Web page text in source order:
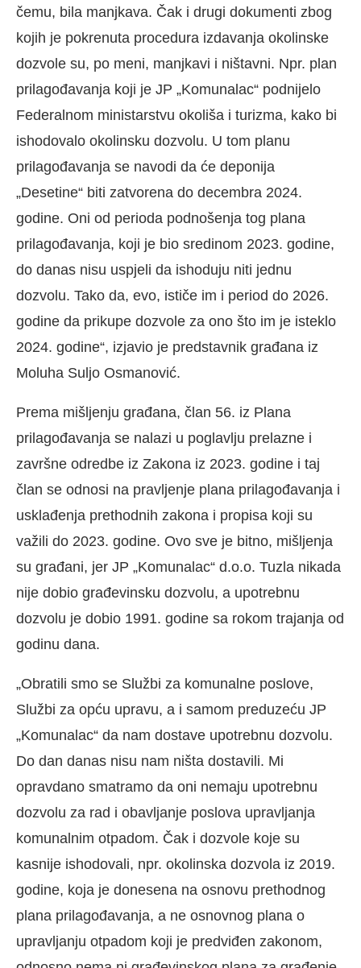
čemu, bila manjkava. Čak i drugi dokumenti zbog
kojih je pokrenuta procedura izdavanja okolinske
dozvole su, po meni, manjkavi i ništavni. Npr. plan
prilagođavanja koji je JP „Komunalac“ podnijelo
Federalnom ministarstvu okoliša i turizma, kako bi
ishodovalo okolinsku dozvolu. U tom planu
prilagođavanja se navodi da će deponija
„Desetine“ biti zatvorena do decembra 2024.
godine. Oni od perioda podnošenja tog plana
prilagođavanja, koji je bio sredinom 2023. godine,
do danas nisu uspjeli da ishoduju niti jednu
dozvolu. Tako da, evo, ističe im i period do 2026.
godine da prikupe dozvole za ono što im je isteklo
2024. godine“, izjavio je predstavnik građana iz
Moluha Suljo Osmanović.
Prema mišljenju građana, član 56. iz Plana
prilagođavanja se nalazi u poglavlju prelazne i
završne odredbe iz Zakona iz 2023. godine i taj
član se odnosi na pravljenje plana prilagođavanja i
usklađenja prethodnih zakona i propisa koji su
važili do 2023. godine. Ovo sve je bitno, mišljenja
su građani, jer JP „Komunalac“ d.o.o. Tuzla nikada
nije dobio građevinsku dozvolu, a upotrebnu
dozvolu je dobio 1991. godine sa rokom trajanja od
godinu dana.
„Obratili smo se Službi za komunalne poslove,
Službi za opću upravu, a i samom preduzeću JP
„Komunalac“ da nam dostave upotrebnu dozvolu.
Do dan danas nisu nam ništa dostavili. Mi
opravdano smatramo da oni nemaju upotrebnu
dozvolu za rad i obavljanje poslova upravljanja
komunalnim otpadom. Čak i dozvole koje su
kasnije ishodovali, npr. okolinska dozvola iz 2019.
godine, koja je donesena na osnovu prethodnog
plana prilagođavanja, a ne osnovnog plana o
upravljanju otpadom koji je predviđen zakonom,